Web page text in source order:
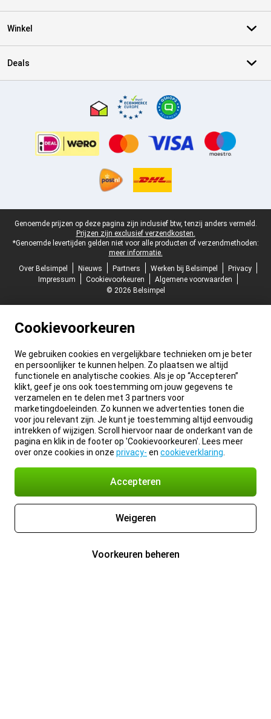
Winkel
Deals
Juridische voettekst
Genoemde prijzen op deze pagina zijn inclusief btw, tenzij anders vermeld.
Prijzen zijn exclusief verzendkosten.
*Genoemde levertijden gelden niet voor alle producten of verzendmethoden:
meer informatie.
Over Belsimpel
Nieuws Partners Werken bij Belsimpel
Privacy
Impressum
Cookievoorkeuren
Algemene voorwaarden
© 2026 Belsimpel
Cookievoorkeuren
We gebruiken cookies en vergelijkbare technieken om je beter
en persoonlijker te kunnen helpen. Zo plaatsen we altijd
functionele en analytische cookies. Als je op “Accepteren”
klikt, geef je ons ook toestemming om jouw gegevens te
verzamelen en te delen met 3 partners voor
marketingdoeleinden. Zo kunnen we advertenties tonen die
voor jou relevant zijn. Je kunt je toestemming altijd eenvoudig
intrekken of wijzigen. Scroll hiervoor naar de onderkant van de
pagina en klik in de footer op 'Cookievoorkeuren'. Lees meer
over onze cookies in onze privacy- en cookieverklaring
Accepteren
Weigeren
Voorkeuren beheren